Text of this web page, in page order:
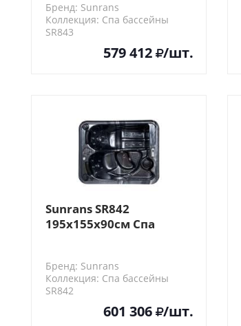
Бренд: Sunrans
Коллекция: Спа бассейны
SR843
579 412 /шт.
Sunrans SR842
195х155х90см Спа
Бренд: Sunrans
Коллекция: Спа бассейны
SR842
601 306 /шт.